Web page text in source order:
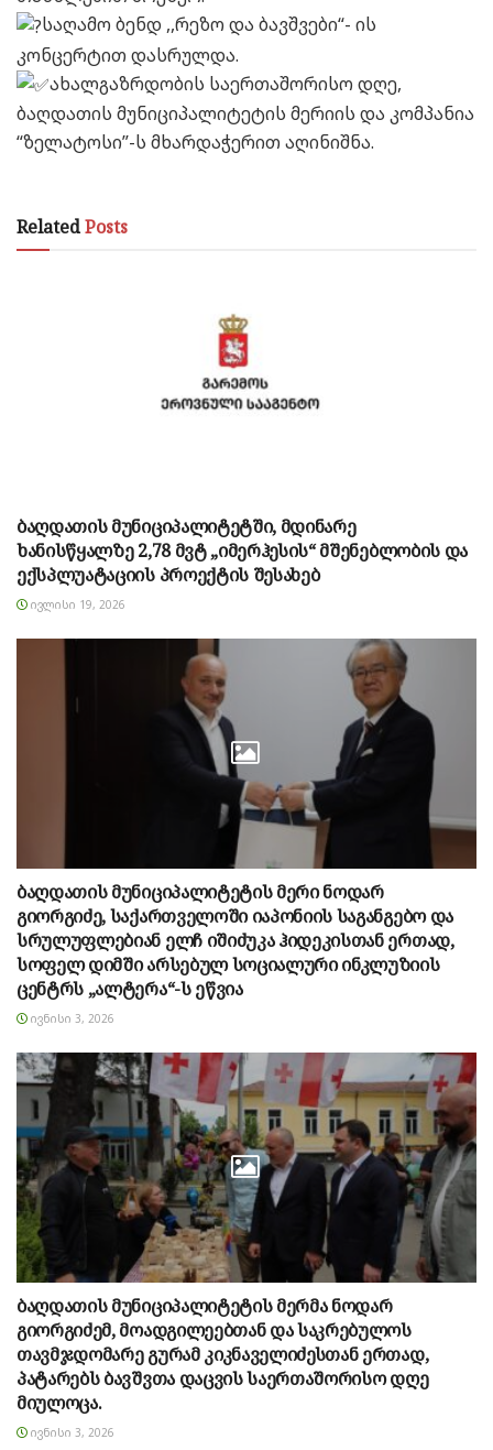
საღამო ბენდ ,,რეზო და ბავშვები“- ის
კონცერტით დასრულდა.
ახალგაზრდობის საერთაშორისო დღე,
ბაღდათის მუნიციპალიტეტის მერიის და კომპანია
“ზელატოსი”-ს მხარდაჭერით აღინიშნა.
RelatedPosts
ბაღდათის მუნიციპალიტეტში, მდინარე
ხანისწყალზე 2,78 მვტ „იმერჰესის“ მშენებლობის და
ექსპლუატაციის პროექტის შესახებ
ᲘᲕᲚᲘᲡᲘ 19, 2026
ბაღდათის მუნიციპალიტეტის მერი ნოდარ
გიორგიძე, საქართველოში იაპონიის საგანგებო და
სრულუფლებიან ელჩ იშიძუკა ჰიდეკისთან ერთად,
სოფელ დიმში არსებულ სოციალური ინკლუზიის
ცენტრს „ალტერა“-ს ეწვია
ᲘᲕᲜᲘᲡᲘ 3, 2026
ბაღდათის მუნიციპალიტეტის მერმა ნოდარ
გიორგიძემ, მოადგილეებთან და საკრებულოს
თავმჯდომარე გურამ კიკნაველიძესთან ერთად,
პატარებს ბავშვთა დაცვის საერთაშორისო დღე
მიულოცა.
ᲘᲕᲜᲘᲡᲘ 3, 2026